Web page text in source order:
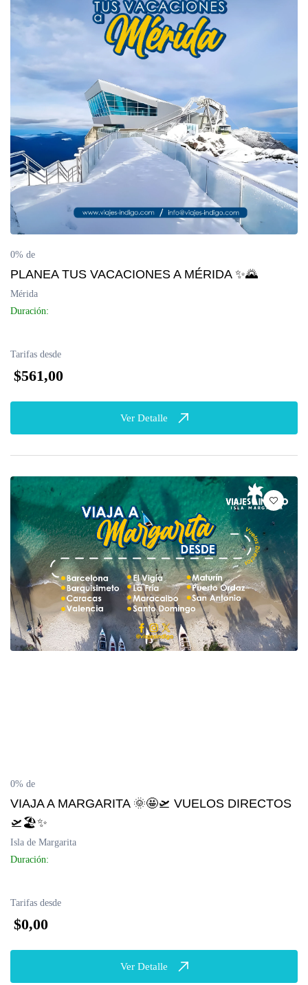
0% de
PLANEA TUS VACACIONES A MÉRIDA ✨🌄
Mérida
Duración:
Tarifas desde
$561,00
Ver Detalle
0% de
VIAJA A MARGARITA 🌞🤩🛫 VUELOS DIRECTOS
🛫🏖️✨
Isla de Margarita
Duración:
Tarifas desde
$0,00
Ver Detalle